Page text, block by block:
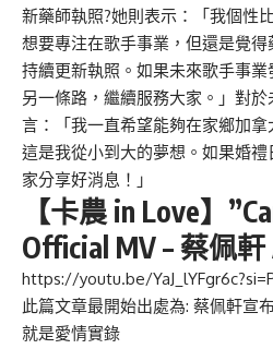
新藥師執照?她則表示：「我個性
想要專注在歌手事業，但還是覺
持續更新執照。如果未來歌手事
另一條路，繼續服務大家。」對
言：「我一直希望能夠在家鄉加拿
這是我從小到大的夢想。如果婚
家分享好消息！」
【卡農 in Love】
Official MV – 蔡佩
https://youtu.be/
此篇文章最開始出處為: 蔡佩軒宣
就是愛情實錄